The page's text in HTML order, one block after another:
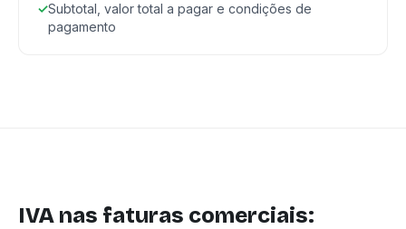
✓Subtotal, valor total a pagar e condições de
pagamento
IVA nas faturas comerciais: